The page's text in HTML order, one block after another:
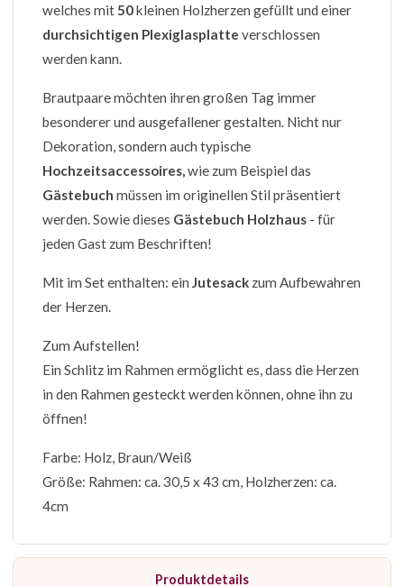
welches mit50kleinen Holzherzen gefüllt und einer
durchsichtigen Plexiglasplatte verschlossen
werden kann.
Brautpaare möchten ihren großen Tag immer
besonderer und ausgefallener gestalten. Nicht nur
Dekoration, sondern auch typische
Hochzeitsaccessoires,wie zum Beispiel das
Gästebuch müssen im originellen Stil präsentiert
werden. Sowie dieses Gästebuch Holzhaus - für
jeden Gast zum Beschriften!
Mit im Set enthalten: ein Jutesack zum Aufbewahren
der Herzen.
Zum Aufstellen!
Ein Schlitz im Rahmen ermöglicht es, dass die Herzen
in den Rahmen gesteckt werden können, ohne ihn zu
öffnen!
Farbe: Holz, Braun/Weiß
Größe: Rahmen: ca. 30,5 x 43 cm, Holzherzen: ca.
4cm
Produktdetails